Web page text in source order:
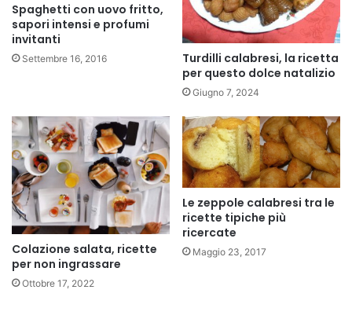
Spaghetti con uovo fritto,
sapori intensi e profumi
invitanti
Settembre 16, 2016
Turdilli calabresi, la ricetta
per questo dolce natalizio
Giugno 7, 2024
Colazione salata, ricette
per non ingrassare
Ottobre 17, 2022
Le zeppole calabresi tra le
ricette tipiche più
ricercate
Maggio 23, 2017